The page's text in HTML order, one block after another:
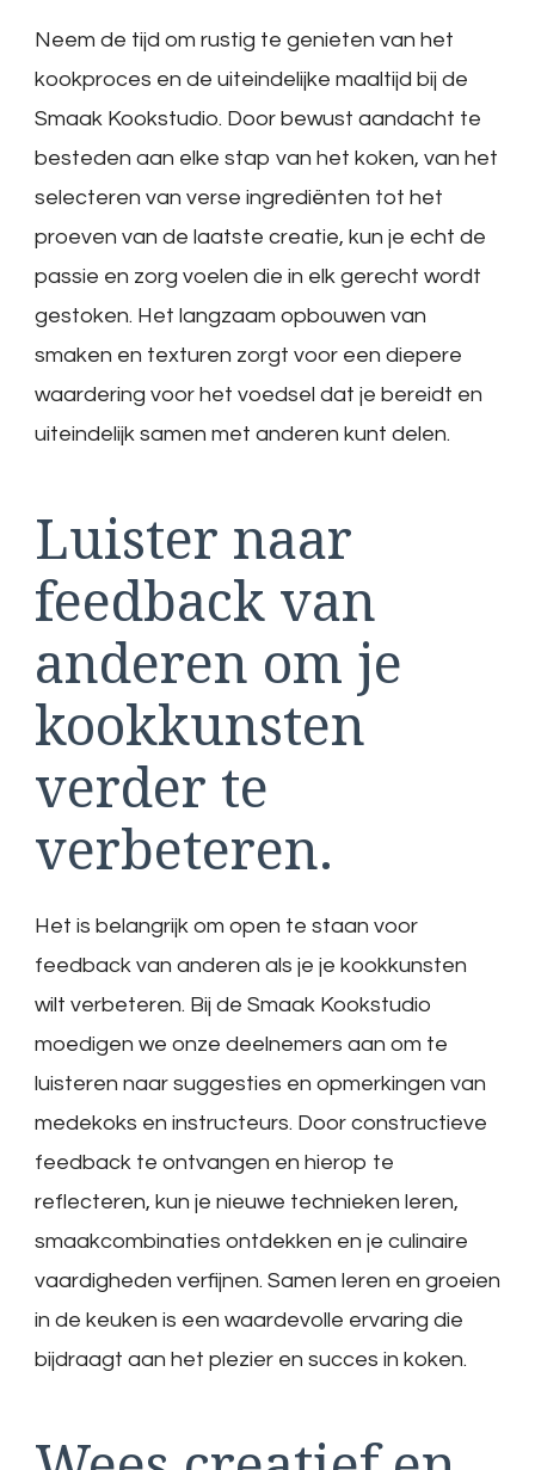
Neem de tijd om rustig te genieten van het
kookproces en de uiteindelijke maaltijd bij de
Smaak Kookstudio. Door bewust aandacht te
besteden aan elke stap van het koken, van het
selecteren van verse ingrediënten tot het
proeven van de laatste creatie, kun je echt de
passie en zorg voelen die in elk gerecht wordt
gestoken. Het langzaam opbouwen van
smaken en texturen zorgt voor een diepere
waardering voor het voedsel dat je bereidt en
uiteindelijk samen met anderen kunt delen.
Luister naar
feedback van
anderen om je
kookkunsten
verder te
verbeteren.
Het is belangrijk om open te staan voor
feedback van anderen als je je kookkunsten
wilt verbeteren. Bij de Smaak Kookstudio
moedigen we onze deelnemers aan om te
luisteren naar suggesties en opmerkingen van
medekoks en instructeurs. Door constructieve
feedback te ontvangen en hierop te
reflecteren, kun je nieuwe technieken leren,
smaakcombinaties ontdekken en je culinaire
vaardigheden verfijnen. Samen leren en groeien
in de keuken is een waardevolle ervaring die
bijdraagt aan het plezier en succes in koken.